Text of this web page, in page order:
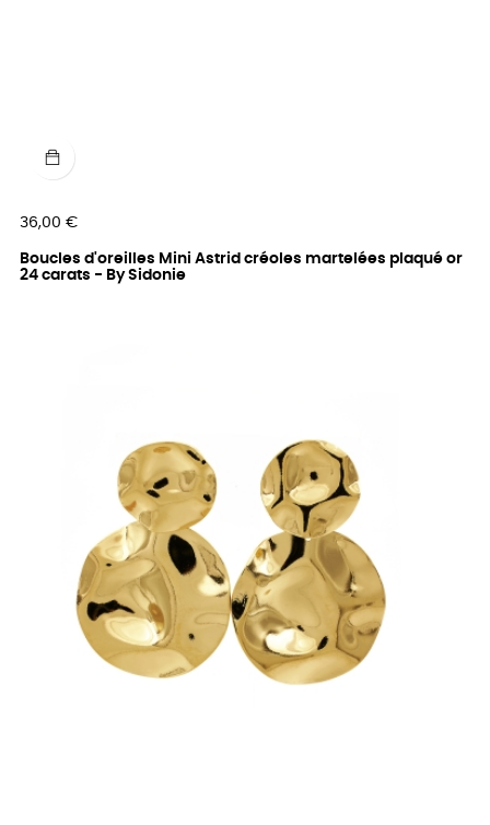
Prix
36,00 €
Boucles d'oreilles Mini Astrid créoles martelées plaqué or
24 carats - By Sidonie